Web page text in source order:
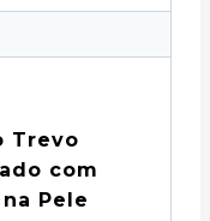
Trevo
com
Pele